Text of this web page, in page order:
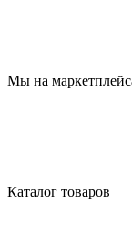
Мы на
Каталог товаров